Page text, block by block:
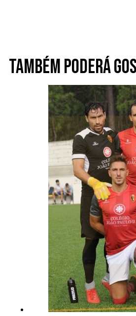
Também poderá